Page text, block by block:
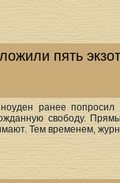
пять
ранее
свободу.
Тем временем,